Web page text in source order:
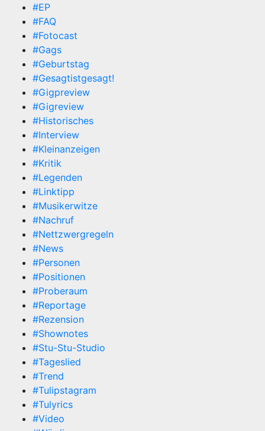
#EP
#FAQ
#Fotocast
#Gags
#Geburtstag
#Gesagtistgesagt!
#Gigpreview
#Gigreview
#Historisches
#Interview
#Kleinanzeigen
#Kritik
#Legenden
#Linktipp
#Musikerwitze
#Nachruf
#Nettzwergregeln
#News
#Personen
#Positionen
#Proberaum
#Reportage
#Rezension
#Shownotes
#Stu-Stu-Studio
#Tageslied
#Trend
#Tulipstagram
#Tulyrics
#Video